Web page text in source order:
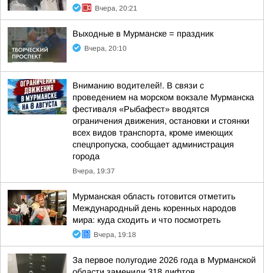
Вчера, 20:21
Выходные в Мурманске = праздник
Вчера, 20:10
Вниманию водителей!. В связи с
проведением на морском вокзале Мурманска
фестиваля «Рыбафест» вводятся
ограничения движения, остановки и стоянки
всех видов транспорта, кроме имеющих
спецпропуска, сообщает администрация
города
Вчера, 19:37
Мурманская область готовится отметить
Международный день коренных народов
мира: куда сходить и что посмотреть
Вчера, 19:18
За первое полугодие 2026 года в Мурманской